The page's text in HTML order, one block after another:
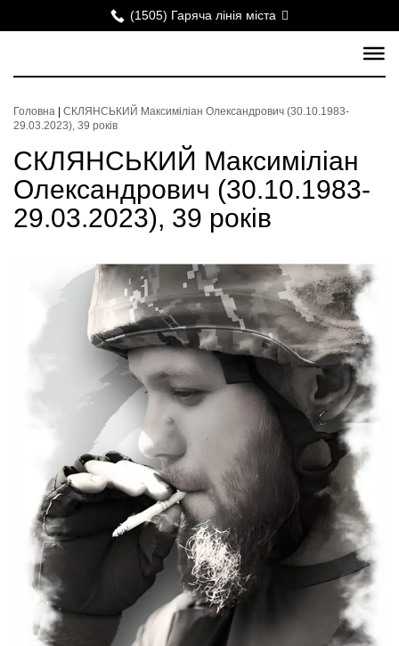
(1505) Гаряча лінія міста
Головна
СКЛЯНСЬКИЙ Максиміліан Олександрович (30.10.1983-
29.03.2023), 39 років
СКЛЯНСЬКИЙ Максиміліан
Олександрович (30.10.1983-
29.03.2023), 39 років